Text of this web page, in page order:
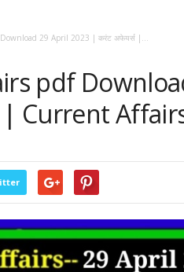
29 April 2023 | करंट अफेयर्स |...
pdf
Current